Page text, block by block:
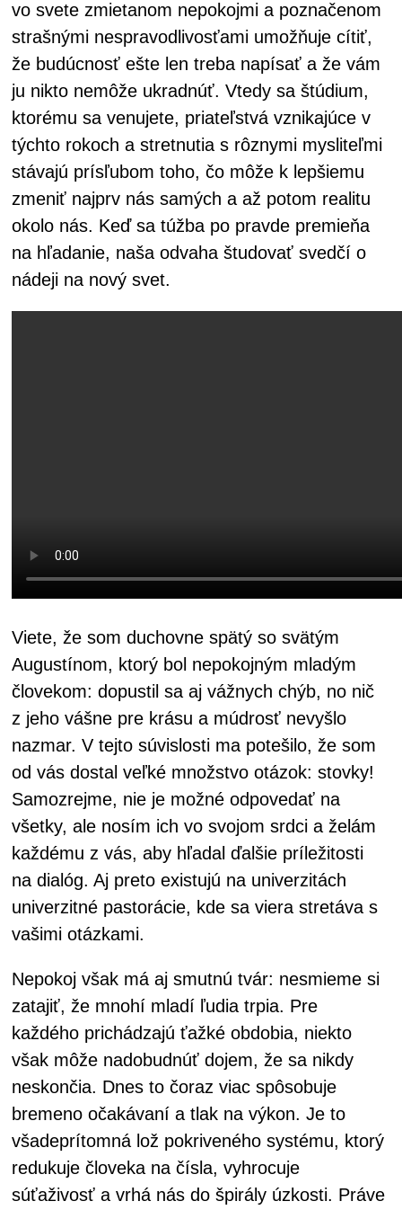
vo svete zmietanom nepokojmi a poznačenom
strašnými nespravodlivosťami umožňuje cítiť,
že budúcnosť ešte len treba napísať a že vám
ju nikto nemôže ukradnúť. Vtedy sa štúdium,
ktorému sa venujete, priateľstvá vznikajúce v
týchto rokoch a stretnutia s rôznymi mysliteľmi
stávajú prísľubom toho, čo môže k lepšiemu
zmeniť najprv nás samých a až potom realitu
okolo nás. Keď sa túžba po pravde premieňa
na hľadanie, naša odvaha študovať svedčí o
nádeji na nový svet.
Viete, že som duchovne spätý so svätým
Augustínom, ktorý bol nepokojným mladým
človekom: dopustil sa aj vážnych chýb, no nič
z jeho vášne pre krásu a múdrosť nevyšlo
nazmar. V tejto súvislosti ma potešilo, že som
od vás dostal veľké množstvo otázok: stovky!
Samozrejme, nie je možné odpovedať na
všetky, ale nosím ich vo svojom srdci a želám
každému z vás, aby hľadal ďalšie príležitosti
na dialóg. Aj preto existujú na univerzitách
univerzitné pastorácie, kde sa viera stretáva s
vašimi otázkami.
Nepokoj však má aj smutnú tvár: nesmieme si
zatajiť, že mnohí mladí ľudia trpia. Pre
každého prichádzajú ťažké obdobia, niekto
však môže nadobudnúť dojem, že sa nikdy
neskončia. Dnes to čoraz viac spôsobuje
bremeno očakávaní a tlak na výkon. Je to
všadeprítomná lož pokriveného systému, ktorý
redukuje človeka na čísla, vyhrocuje
súťaživosť a vrhá nás do špirály úzkosti. Práve